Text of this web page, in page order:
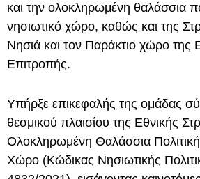
και την ολοκληρωμένη θαλάσσια
νησιωτικό χώρο, καθώς και της
Νησιά και τον Παράκτιο χώρο της
Επιτροπής.
Υπήρξε επικεφαλής της ομάδας
θεσμικού πλαισίου της Εθνικής
Ολοκληρωμένη Θαλάσσια
Χώρο (Κώδικας Νησιωτικής